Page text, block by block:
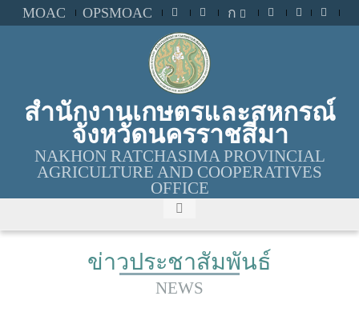
MOAC OPSMOAC ก
สำนักงานเกษตรและสหกรณ์
จังหวัดนครราชสีมา
NAKHON RATCHASIMA PROVINCIAL
AGRICULTURE AND COOPERATIVES
OFFICE
ข่าวประชาสัมพันธ์
NEWS